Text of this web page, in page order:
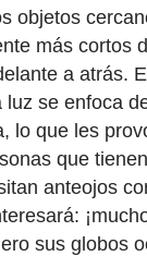
objetos
más cortos
a atrás.
luz se enfoca
lo que les
que
anteojos
sus globos